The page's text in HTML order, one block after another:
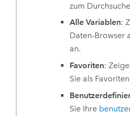
zum
Alle Variablen:
Daten-Browser
an.
Favoriten:
Sie als
Sie Ihre